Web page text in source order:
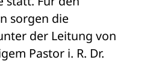
sorgen die
der Leitung von
Pastor i. R. Dr.